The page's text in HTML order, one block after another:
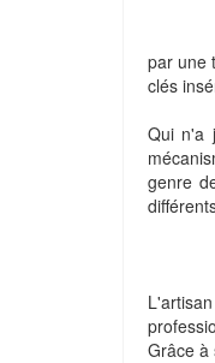
par une
clés
Qui n'a
genre
Grâce à